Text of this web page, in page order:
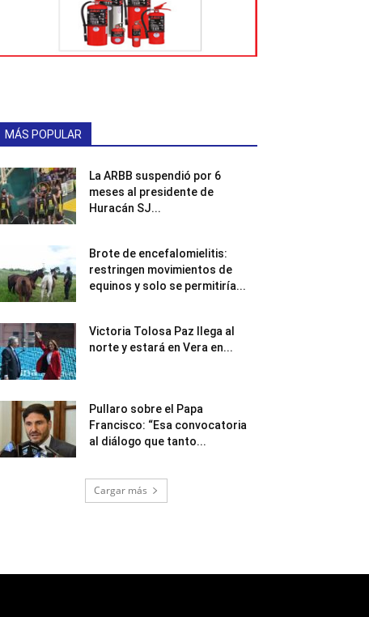
MÁS POPULAR
La ARBB suspendió por 6
meses al presidente de
Huracán SJ...
Brote de encefalomielitis:
restringen movimientos de
equinos y solo se permitiría...
Victoria Tolosa Paz llega al
norte y estará en Vera en...
Pullaro sobre el Papa
Francisco: “Esa convocatoria
al diálogo que tanto...
Cargar más